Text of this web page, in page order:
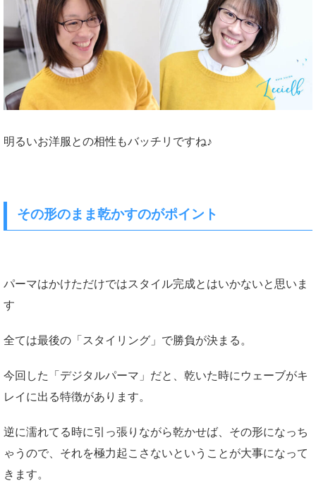
明るいお洋服との相性もバッチリですね♪
その形のまま乾かすのがポイント
パーマはかけただけではスタイル完成とはいかないと思いま
す
全ては最後の「スタイリング」で勝負が決まる。
今回した「デジタルパーマ」だと、乾いた時にウェーブがキ
レイに出る特徴があります。
逆に濡れてる時に引っ張りながら乾かせば、その形になっち
ゃうので、それを極力起こさないということが大事になって
きます。